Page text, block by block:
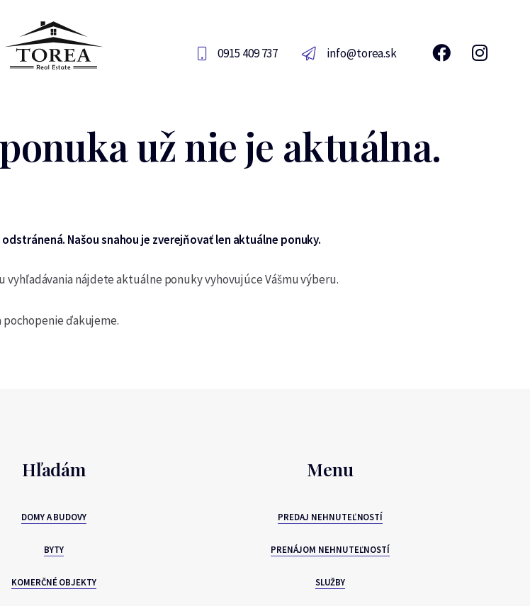
0915 409 737 info@torea.sk
už nie je aktuálna.
Našou snahou je zverejňovať len aktuálne ponuky.
vyhľadávania nájdete aktuálne ponuky vyhovujúce Vášmu výberu.
pochopenie ďakujeme.
Hľadám
DOMY A BUDOVY
BYTY
KOMERČNÉ OBJEKTY
Menu
PREDAJ NEHNUTEĽNOSTÍ
PRENÁJOM NEHNUTEĽNOSTÍ
SLUŽBY